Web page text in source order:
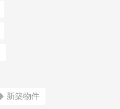
新築物件